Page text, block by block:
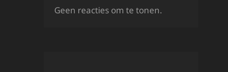
Geen reacties om te tonen.